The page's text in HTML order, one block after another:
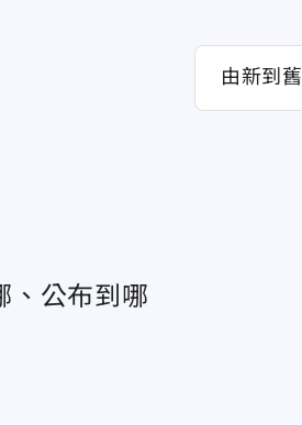
由新到舊
公布到哪